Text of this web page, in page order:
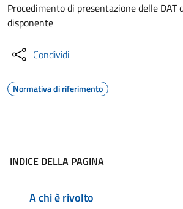
Procedimento di presentazione delle DAT
disponente
Condividi
Normativa di riferimento
INDICE DELLA PAGINA
A chi è rivolto